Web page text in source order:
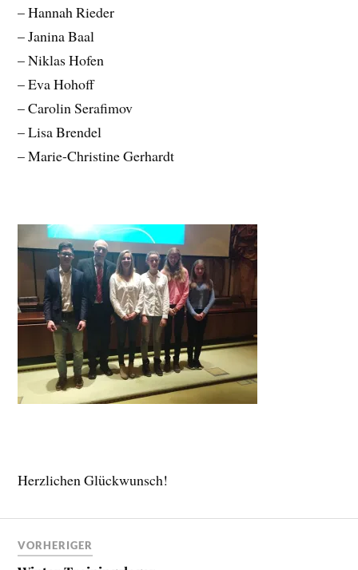
– Hannah Rieder
– Janina Baal
– Niklas Hofen
– Eva Hohoff
– Carolin Serafimov
– Lisa Brendel
– Marie-Christine Gerhardt
Herzlichen Glückwunsch!
VORHERIGER